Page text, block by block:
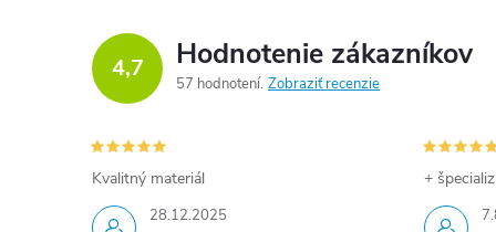
4,7 Hodnotenie zákazníkov
57 hodnotení Zobraziť recenzie
28.12.2025
Kvalitný materiál +